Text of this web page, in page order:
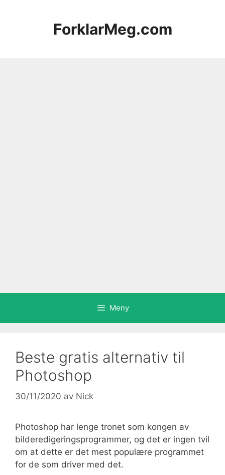
ForklarMeg.com
Meny
Beste gratis alternativ til
Photoshop
30/11/2020 av Nick
Photoshop har lenge tronet som kongen av
bilderedigeringsprogrammer, og det er ingen tvil
om at dette er det mest populære programmet
for de som driver med det.